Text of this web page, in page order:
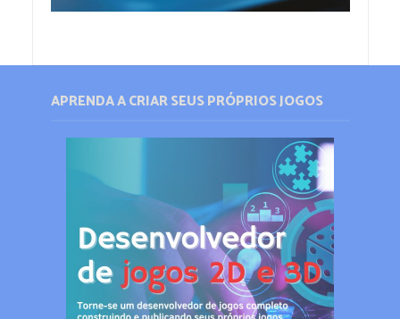
APRENDA A CRIAR SEUS PRÓPRIOS JOGOS